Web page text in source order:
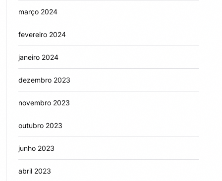
março 2024
fevereiro 2024
janeiro 2024
dezembro 2023
novembro 2023
outubro 2023
junho 2023
abril 2023